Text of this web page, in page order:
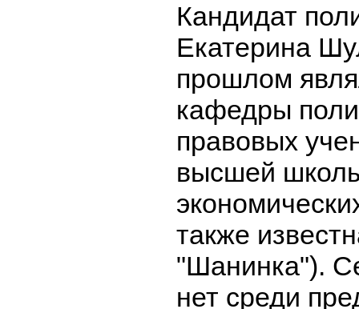
Кандидат
Екатерина
прошлом
кафедры
правовых
высшей
также
"Шанинка").
нет среди